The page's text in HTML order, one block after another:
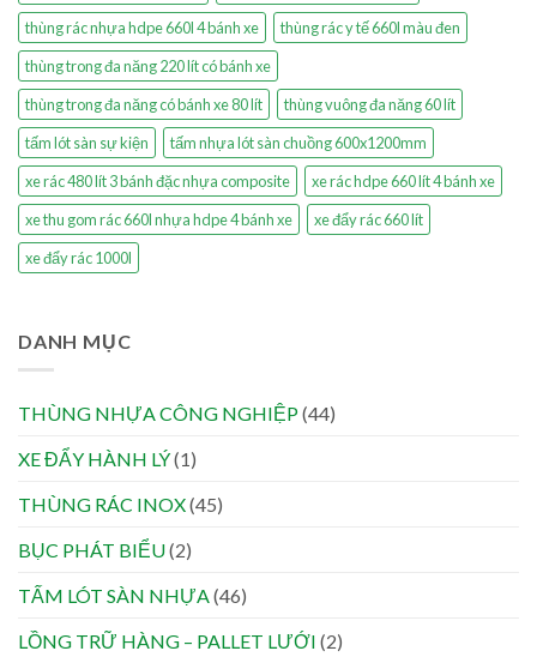
thùng rác nhựa hdpe 660l 4 bánh xe
thùng rác y tế 660l màu đen
thùng trong đa năng 220 lít có bánh xe
thùng trong đa năng có bánh xe 80 lít
thùng vuông đa năng 60 lít
tấm lót sàn sự kiện
tấm nhựa lót sàn chuồng 600x1200mm
xe rác 480 lít 3 bánh đặc nhựa composite
xe rác hdpe 660 lít 4 bánh xe
xe thu gom rác 660l nhựa hdpe 4 bánh xe
xe đẩy rác 660 lít
xe đẩy rác 1000l
DANH MỤC
THÙNG NHỰA CÔNG NGHIỆP(44)
XE ĐẨY HÀNH LÝ(1)
THÙNG RÁC INOX(45)
BỤC PHÁT BIỂU(2)
TẤM LÓT SÀN NHỰA(46)
LỒNG TRỮ HÀNG – PALLET LƯỚI (2)